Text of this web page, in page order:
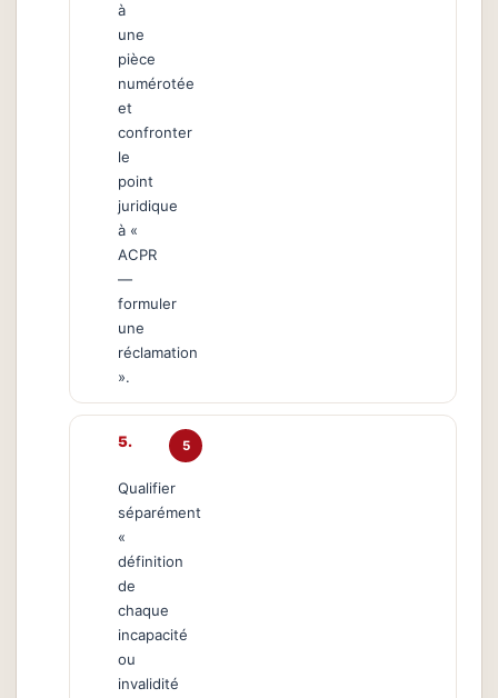
à
une
pièce
numérotée
et
confronter
le
point
juridique
à «
ACPR
—
formuler
une
réclamation
».
5
Qualifier
séparément
«
définition
de
chaque
incapacité
ou
invalidité